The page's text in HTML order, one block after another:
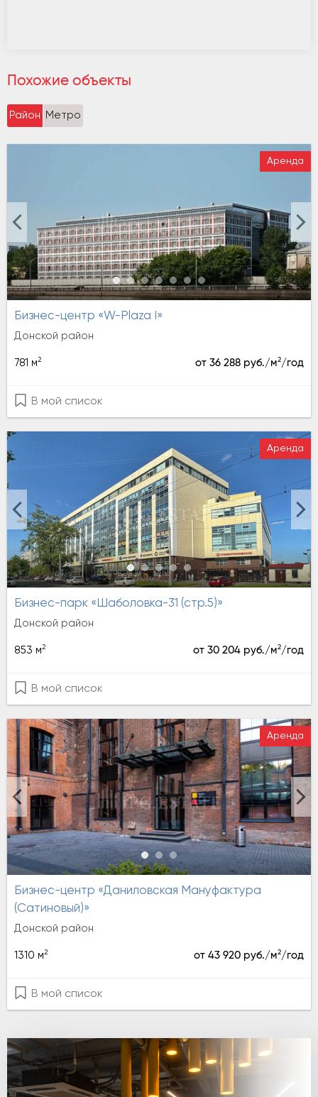
Похожие объекты
Район Метро
Аренда
Бизнес-центр «W-Plaza I»
Донской район
781 м2 от 36 288 руб./м2/год
В мой список
Аренда
Бизнес-парк «Шаболовка-31 (стр.5)»
Донской район
853 м2 от 30 204 руб./м2/год
В мой список
Аренда
Бизнес-центр «Даниловская Мануфактура
(Сатиновый)»
Донской район
1310 м2 от 43 920 руб./м2/год
В мой список